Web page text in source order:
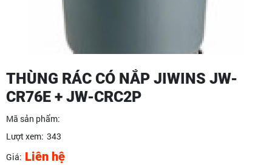
THÙNG RÁC CÓ NẮP JIWINS JW-
CR76E + JW-CRC2P
Mã sản phẩm:
Lượt xem: 343
Giá: Liên hệ